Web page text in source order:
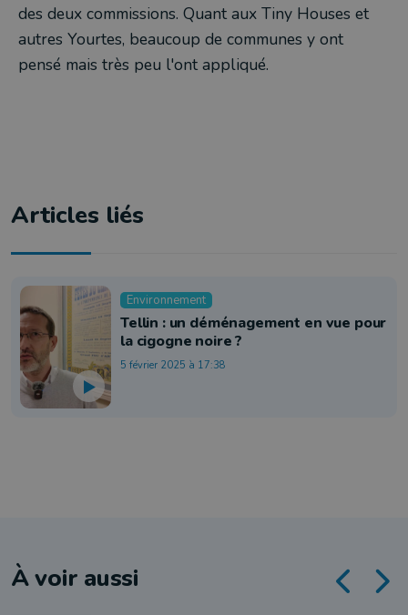
des deux commissions. Quant aux Tiny Houses et
autres Yourtes, beaucoup de communes y ont
pensé mais très peu l'ont appliqué.
Articles liés
Environnement
Tellin : un déménagement en vue pour
la cigogne noire ?
5 février 2025 à 17:38
À voir aussi